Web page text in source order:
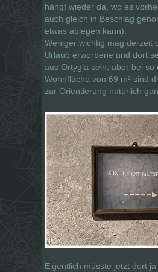
hängt wieder da, wo es
auch gleich in Beschlag
etwas ablegen kann).
Weniger wichtig mag derzeit
Urlaub erworbene und dort
aus Ortygia sein, aber bei so
Wohnfläche von 69 m² sind
zur Orientierung natürlich
Eigentlich müsste jetzt dort ja